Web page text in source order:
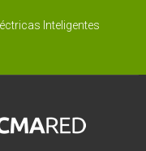
Inteligentes